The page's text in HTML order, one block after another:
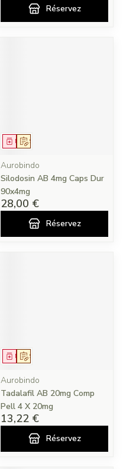
Réservez
Sur prescription
Médicament
Aurobindo
Silodosin AB 4mg Caps Dur
90x4mg
28,00 €
Réservez
Sur prescription
Médicament
Aurobindo
Tadalafil AB 20mg Comp
Pell 4 X 20mg
13,22 €
Réservez